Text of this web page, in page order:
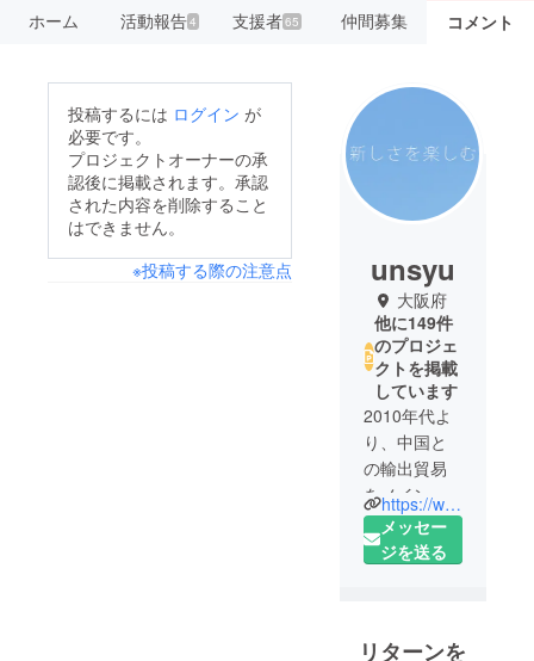
ホーム 活動報告4 支援者65 仲間募集 コメント
投稿するには ログイン が
必要です。
プロジェクトオーナーの承
認後に掲載されます。承認
された内容を削除すること
はできません。
※投稿する際の注意点
unsyu
大阪府
他に149件
のプロジェ
クトを掲載
しています
2010年代よ
り、中国と
の輸出貿易
をメイン業
務として、
会社を設立
入し、業務
https://www.facebook.com/Unsyu-225446938330839/
メッセー
ジを送る
リターンを